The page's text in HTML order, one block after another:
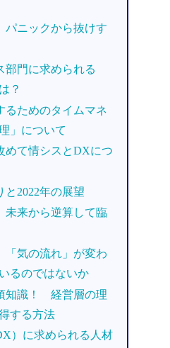
パニックから抜けす
部門に求められる
？
るためのタイムマネ
」について
めて情シスとDXにつ
と2022年の展望
未来から逆算して臨
「気の流れ」が変わ
るのではないか
知識！ 経営層の理
する方法
）に求められる人材